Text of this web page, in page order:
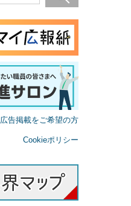
広告掲載をご希望の方
Cookieポリシー